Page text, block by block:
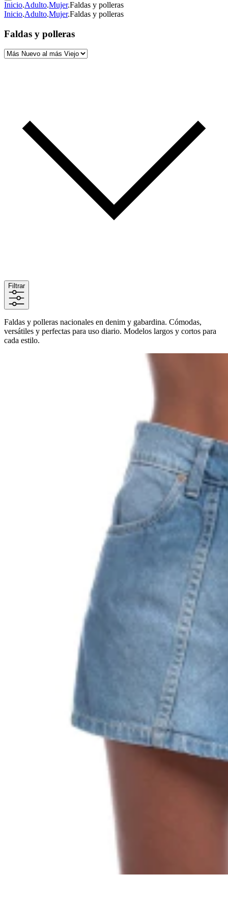
Inicio.Adulto.Mujer.Faldas y polleras
Inicio.Adulto.Mujer.Faldas y polleras
Faldas y polleras
Filtrar
Faldas y polleras nacionales en denim y gabardina. Cómodas,
versátiles y perfectas para uso diario. Modelos largos y cortos para
cada estilo.